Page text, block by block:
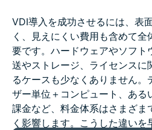
VDI導入を成功させるには、表
く、見えにくい費用も含めて
要です。ハードウェアやソフト
送やストレージ、ライセンスに
るケースも少なくありません。
ザー単位＋コンピュート、ある
課金など、料金体系はさまざま
く影響します。こうした違いを